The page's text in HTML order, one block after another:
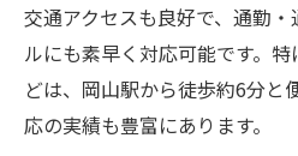
交通アクセスも良好で、通勤
ルにも素早く対応可能です。
どは、岡山駅から徒歩約6分と
応の実績も豊富にあります。